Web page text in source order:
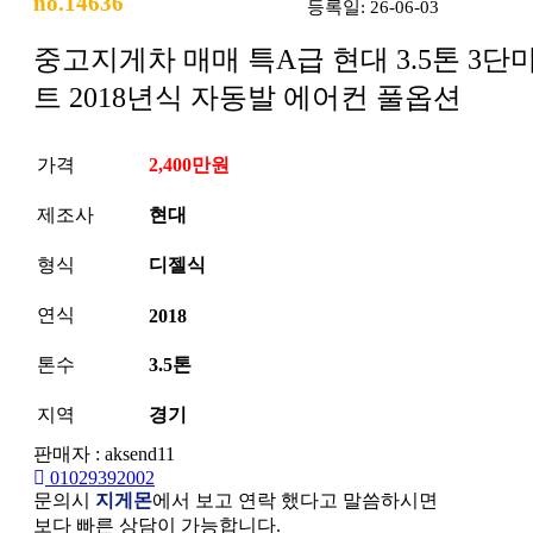
등록일: 26-06-03
중고지게차 매매 특A급 현대 3.5톤 3단
트 2018년식 자동발 에어컨 풀옵션
가격 2,400만원
제조사 현대
형식 디젤식
연식 2018
톤수 3.5톤
지역
경기
판매자 : aksend11
01029392002
문의시 지게몬에서 보고 연락 했다고 말씀하시면
보다 빠른 상담이 가능합니다.